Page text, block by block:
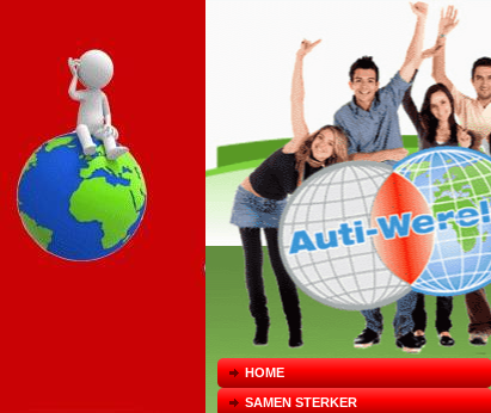
HOME
SAMEN STERKER